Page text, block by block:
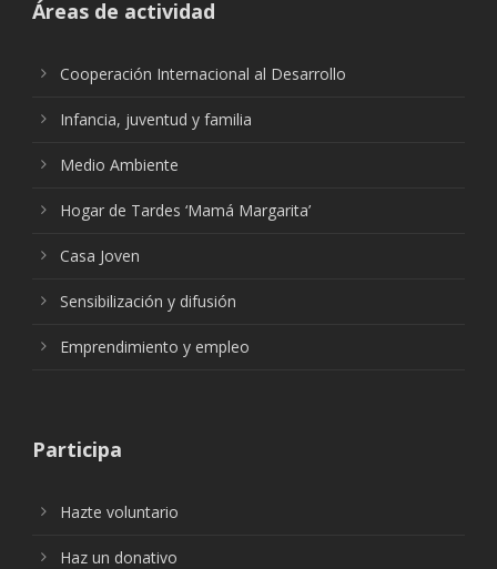
Áreas de actividad
Cooperación Internacional al Desarrollo
Infancia, juventud y familia
Medio Ambiente
Hogar de Tardes ‘Mamá Margarita’
Casa Joven
Sensibilización y difusión
Emprendimiento y empleo
Participa
Hazte voluntario
Haz un donativo